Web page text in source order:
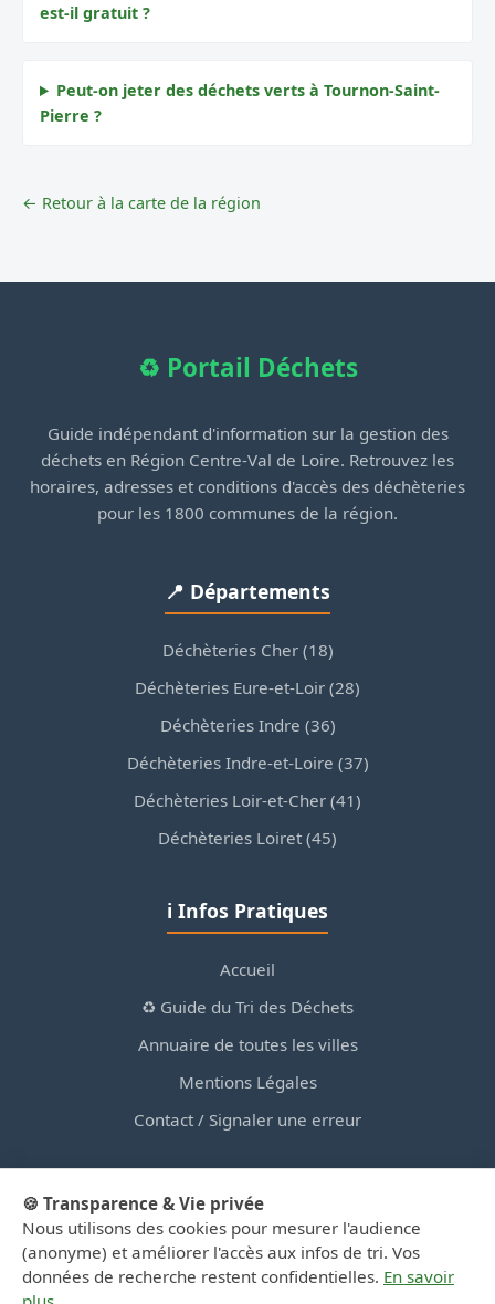
est-il gratuit ?
Peut-on jeter des déchets verts à Tournon-Saint-
Pierre ?
← Retour à la carte de la région
♻️ Portail Déchets
Guide indépendant d'information sur la gestion des
déchets en Région Centre-Val de Loire. Retrouvez les
horaires, adresses et conditions d'accès des déchèteries
pour les 1800 communes de la région.
📍 Départements
Déchèteries Cher (18)
Déchèteries Eure-et-Loir (28)
Déchèteries Indre (36)
Déchèteries Indre-et-Loire (37)
Déchèteries Loir-et-Cher (41)
Déchèteries Loiret (45)
ℹ️ Infos Pratiques
Accueil
♻️ Guide du Tri des Déchets
Annuaire de toutes les villes
Mentions Légales
Contact / Signaler une erreur
© 2026 PortailDesDechetsEnRegionCentre.fr — Site
d'information privé, non affilié aux collectivités.
🍪 Transparence & Vie privée
Nous utilisons des cookies pour mesurer l'audience
(anonyme) et améliorer l'accès aux infos de tri. Vos
données de recherche restent confidentielles. En savoir